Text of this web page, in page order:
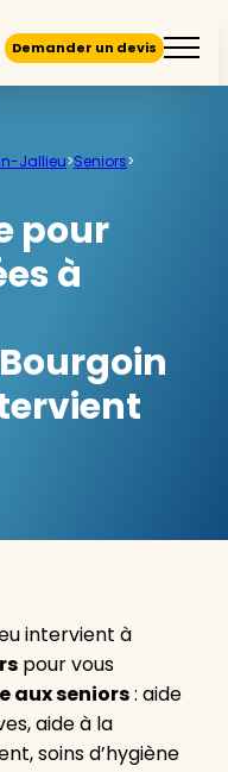
Demander un devis
Jallieu>Seniors>
pour
à
Bourgoin
intervient à
pour vous
aux seniors: aide
aide à la
soins d’hygiène